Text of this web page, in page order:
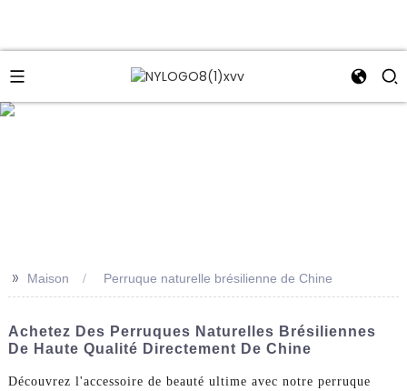
>> Maison Perruque naturelle brésilienne de Chine
Achetez Des Perruques Naturelles Brésiliennes
De Haute Qualité Directement De Chine
Découvrez l'accessoire de beauté ultime avec notre perruque